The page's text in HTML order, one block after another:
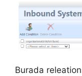
Burada